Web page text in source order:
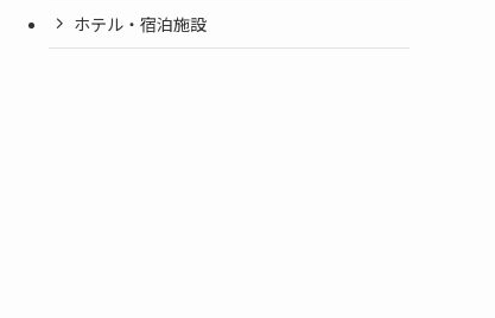
ホテル・宿泊施設